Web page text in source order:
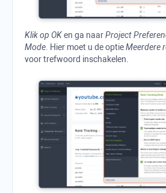
Klik op OKen ga naarProject
Mode . Hier moet u de optieMeerdere
voor trefwoord inschakelen.